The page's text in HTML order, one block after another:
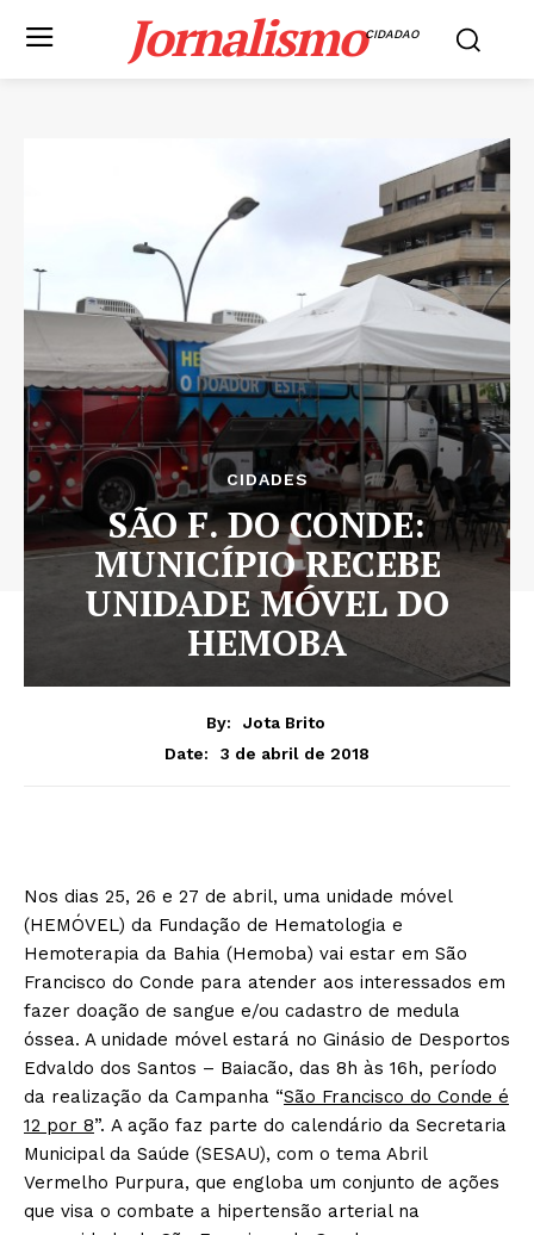
JornalismoCIDADAO
CIDADES
SÃO F. DO CONDE:
MUNICÍPIO RECEBE
UNIDADE MÓVEL DO
HEMOBA
By:
Jota Brito
Date:
3 de abril de 2018
Nos dias 25, 26 e 27 de abril, uma unidade móvel
(HEMÓVEL) da Fundação de Hematologia e
Hemoterapia da Bahia (Hemoba) vai estar em São
Francisco do Conde para atender aos interessados em
fazer doação de sangue e/ou cadastro de medula
óssea. A unidade móvel estará no Ginásio de Desportos
Edvaldo dos Santos – Baiacão, das 8h às 16h, período
da realização da Campanha “São Francisco do Conde é
12 por 8”. A ação faz parte do calendário da Secretaria
Municipal da Saúde (SESAU), com o tema Abril
Vermelho Purpura, que engloba um conjunto de ações
que visa o combate a hipertensão arterial na